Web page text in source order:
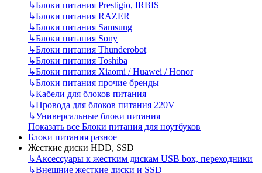
↳Блоки питания Prestigio, IRBIS
↳Блоки питания RAZER
↳Блоки питания Samsung
↳Блоки питания Sony
↳Блоки питания Thunderobot
↳Блоки питания Toshiba
↳Блоки питания Xiaomi / Huawei / Honor
↳Блоки питания прочие бренды
↳Кабели для блоков питания
↳Провода для блоков питания 220V
↳Универсальные блоки питания
Показать все Блоки питания для ноутбуков
Блоки питания разное
Жесткие диски HDD, SSD
↳Аксессуары к жестким дискам USB box, переходники
↳Внешние жесткие диски и SSD